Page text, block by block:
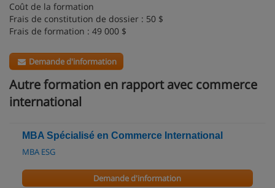
Coût de la formation
Frais de constitution de dossier : 50 $
Frais de formation : 49 000 $
Demande d'information
Autre formation en rapport avec commerce
international
MBA Spécialisé en Commerce International
MBA ESG
Demande d'information